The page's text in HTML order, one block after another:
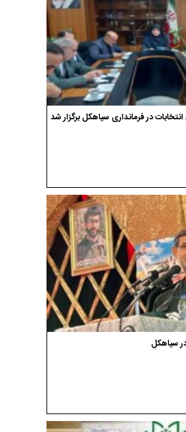
در فرمانداری سیاهکل برگزار شد
سیاهکل